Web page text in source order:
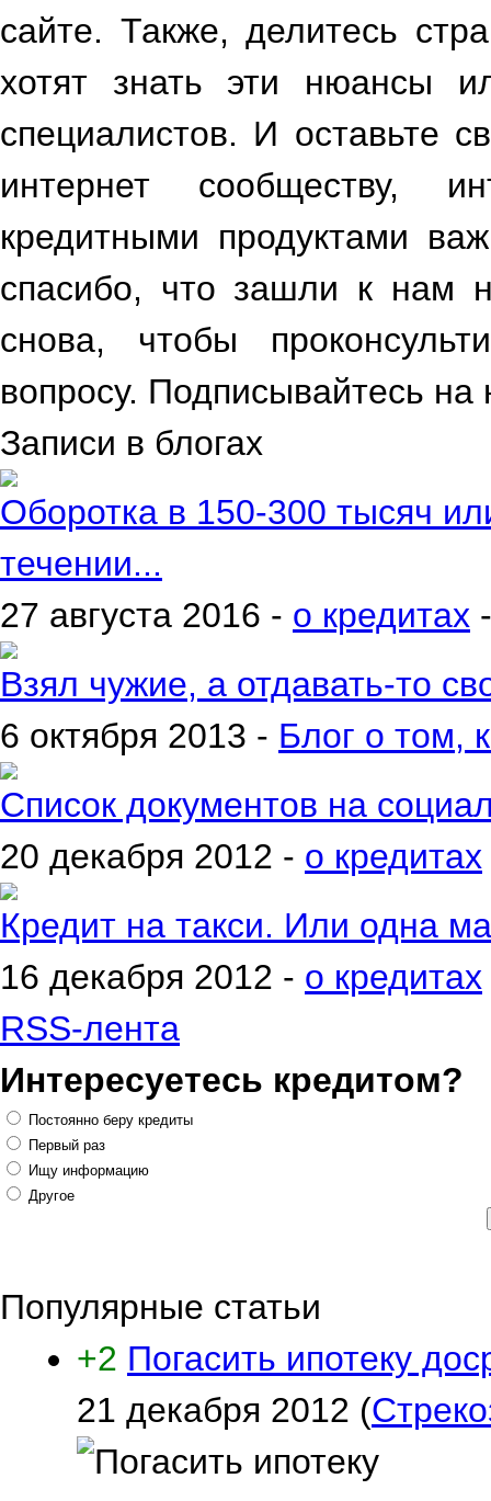
сайте. Также, делитесь
хотят знать эти нюансы
специалистов. И оставьте
интернет сообществу,
кредитными продуктами
спасибо, что зашли к нам
снова, чтобы
вопросу. Подписывайтесь
Записи в блогах
Оборотка в 150-300 тысяч
течении...
27 августа 2016 - о кредитах
Взял чужие, а отдавать-то
6 октября 2013 - Блог о том,
Список документов на
20 декабря 2012 - о кредитах
Кредит на такси. Или одна
16 декабря 2012 - о кредитах
RSS-лента
Интересуетесь кредитом?
Постоянно беру кредиты
Первый раз
Ищу информацию
Другое
Популярные статьи
+2 Погасить ипотеку
21 декабря 2012 (